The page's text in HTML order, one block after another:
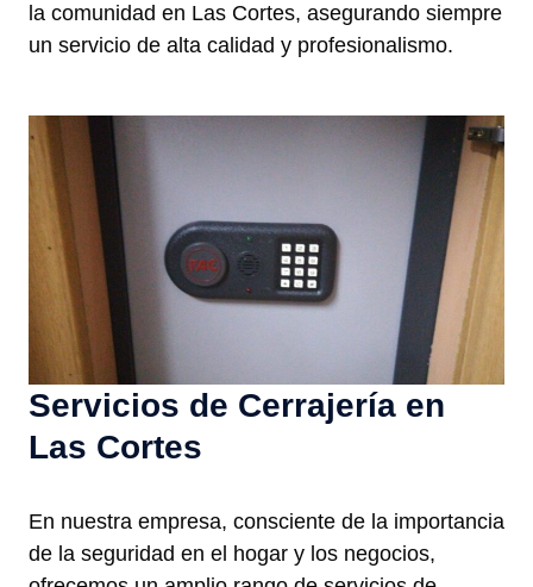
la comunidad en Las Cortes, asegurando siempre
un servicio de alta calidad y profesionalismo.
Servicios de Cerrajería en
Las Cortes
En nuestra empresa, consciente de la importancia
de la seguridad en el hogar y los negocios,